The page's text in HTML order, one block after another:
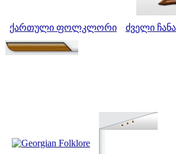
ქართული ფოლკლორი ძველი